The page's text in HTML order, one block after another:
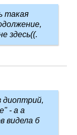
такая
здесь((.
диоптрий,
- а а
видела б